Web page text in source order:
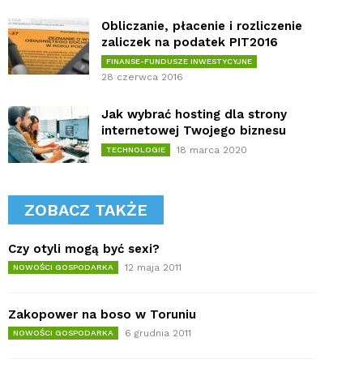
Obliczanie, płacenie i rozliczenie
zaliczek na podatek PIT2016
FINANSE-FUNDUSZE INWESTYCYJNE
28 czerwca 2016
Jak wybrać hosting dla strony
internetowej Twojego biznesu
TECHNOLOGIE 18 marca 2020
ZOBACZ TAKŻE
Czy otyli mogą być sexi?
NOWOŚCI GOSPODARKA 12 maja 2011
Zakopower na boso w Toruniu
NOWOŚCI GOSPODARKA 6 grudnia 2011